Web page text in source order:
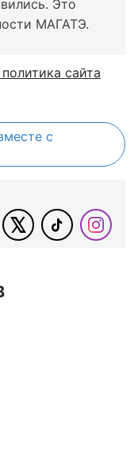
Это
МАГАТЭ.
сайта
с